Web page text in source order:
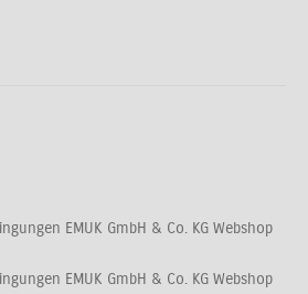
EMUK GmbH & Co. KG Webshop
EMUK GmbH & Co. KG Webshop